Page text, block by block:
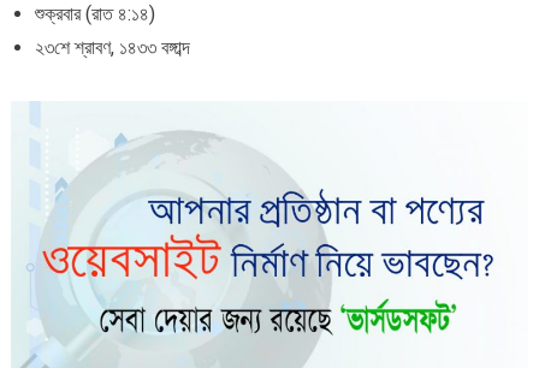
শুক্রবার (রাত ৪:১৪)
২৩শে শ্রাবণ, ১৪৩৩ বঙ্গাব্দ